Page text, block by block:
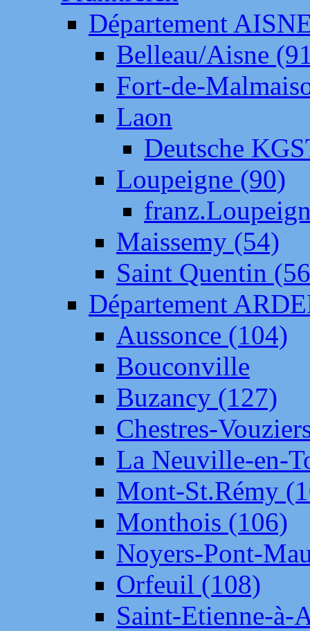
Département
Belleau/Aisne
Fort-de-
Laon
Deutsche
Loupeigne (90)
Maissemy (54)
Saint Quentin
Département
Aussonce (104)
Bouconville
Buzancy (127)
Chestres-
La Neuville-en-
Mont-St.Rémy
Monthois (106)
Noyers-Pont-
Orfeuil (108)
Saint-Etienne-à-